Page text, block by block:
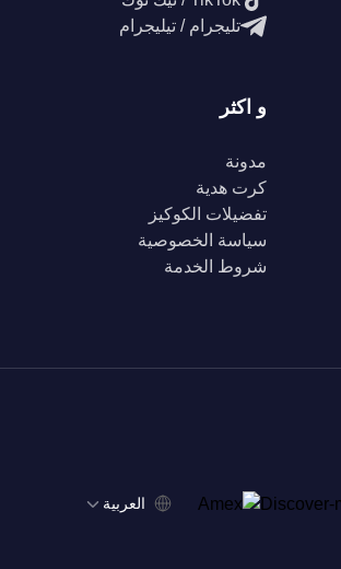
تليجرام / تيليجرام
و اكثر
مدونة
كرت هدية
تفضيلات الكوكيز
سياسة الخصوصية
شروط الخدمة
‫العربية